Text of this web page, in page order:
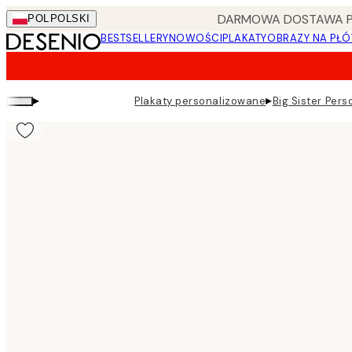
Skip
to
main
POL POLSKI DARMOWA DOSTAWA
BESTSELLERYNOWOŚCIPLAKATYOBRAZY NA
▸ Plakaty personalizowane▸Big Sister